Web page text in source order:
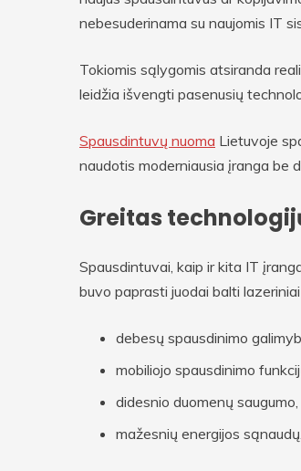
nebesuderinama su naujomis IT
Tokiomis sąlygomis atsiranda
leidžia išvengti pasenusių
Spausdintuvų nuoma Lietuvoje
naudotis moderniausia įranga be
Greitas
Spausdintuvai, kaip ir kita IT
buvo paprasti juodai balti
debesų spausdinimo
mobiliojo spausdinimo
didesnio duomenų saugumo,
mažesnių energijos sąnaudų.